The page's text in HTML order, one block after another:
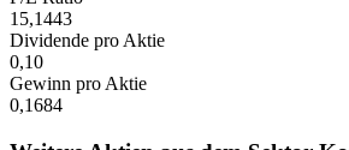
15,1443
Dividende pro Aktie
0,10
Gewinn pro Aktie
0,1684